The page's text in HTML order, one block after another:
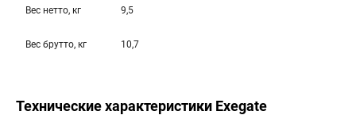
Вес нетто, кг 9,5
Вес брутто, кг 10,7
Технические характеристики Exegate